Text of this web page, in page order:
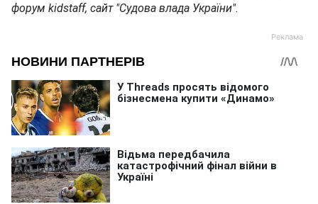
форум kidstaff, сайт "Судова влада України".